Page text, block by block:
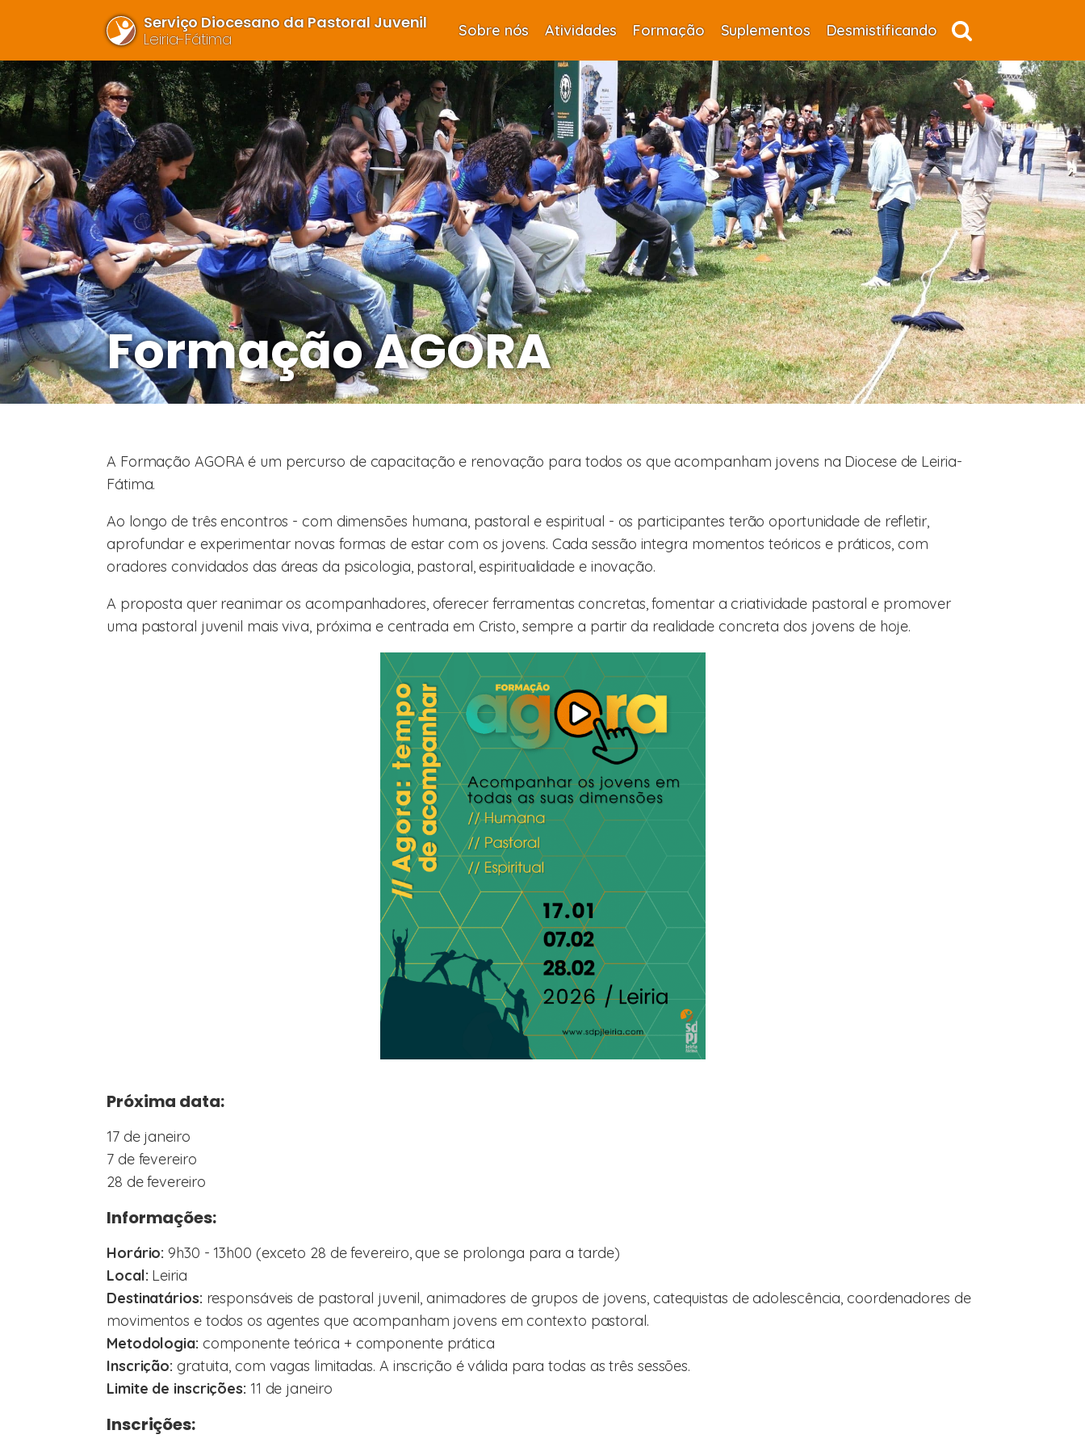
Serviço Diocesano da Pastoral Juvenil
Leiria-Fátima
Sobre nós Atividades Formação Suplementos Desmistificando
Formação AGORA
A Formação AGORA é um percurso de capacitação e renovação para todos os que acompanham jovens na Diocese de Leiria-
Fátima.
Ao longo de três encontros - com dimensões humana, pastoral e espiritual - os participantes terão oportunidade de refletir,
aprofundar e experimentar novas formas de estar com os jovens. Cada sessão integra momentos teóricos e práticos, com
oradores convidados das áreas da psicologia, pastoral, espiritualidade e inovação.
A proposta quer reanimar os acompanhadores, oferecer ferramentas concretas, fomentar a criatividade pastoral e promover
uma pastoral juvenil mais viva, próxima e centrada em Cristo, sempre a partir da realidade concreta dos jovens de hoje.
Próxima data:
17 de janeiro
7 de fevereiro
28 de fevereiro
Informações:
Horário: 9h30 - 13h00 (exceto 28 de fevereiro, que se prolonga para a tarde)
Local: Leiria
Destinatários: responsáveis de pastoral juvenil, animadores de grupos de jovens, catequistas de adolescência, coordenadores de
movimentos e todos os agentes que acompanham jovens em contexto pastoral.
Metodologia: componente teórica + componente prática
Inscrição: gratuita, com vagas limitadas. A inscrição é válida para todas as três sessões.
Limite de inscrições: 11 de janeiro
Inscrições: